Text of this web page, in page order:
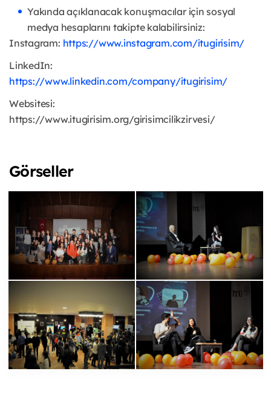
Yakında açıklanacak konuşmacılar için sosyal
medya hesaplarını takipte kalabilirsiniz:
Instagram: https://www.instagram.com/itugirisim/
LinkedIn:
https://www.linkedin.com/company/itugirisim/
Websitesi:
https://www.itugirisim.org/girisimcilikzirvesi/
Görseller